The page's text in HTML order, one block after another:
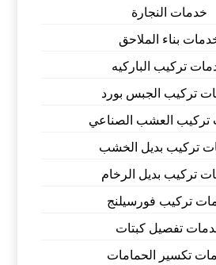
خدمات النجارة
بناء الملاحق
تركيب الباركيه
تركيب الجبس بورد
تركيب العشب الصناعي
تركيب بديل الخشب
تركيب بديل الرخام
تركيب فورسيلنج
تفصيل كبتات
تكسير الحمامات